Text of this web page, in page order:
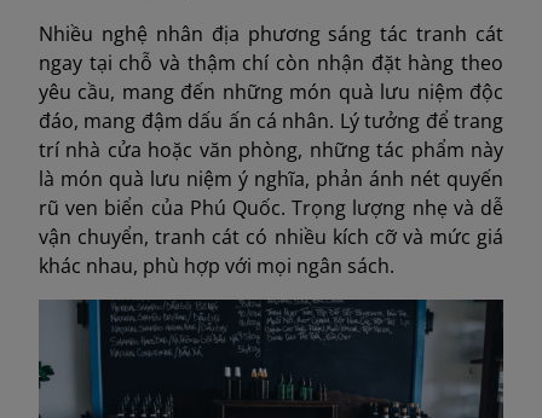
Nhiều nghệ nhân địa phương sáng tác tranh cát
ngay tại chỗ và thậm chí còn nhận đặt hàng theo
yêu cầu, mang đến những món quà lưu niệm độc
đáo, mang đậm dấu ấn cá nhân. Lý tưởng để trang
trí nhà cửa hoặc văn phòng, những tác phẩm này
là món quà lưu niệm ý nghĩa, phản ánh nét quyến
rũ ven biển của Phú Quốc. Trọng lượng nhẹ và dễ
vận chuyển, tranh cát có nhiều kích cỡ và mức giá
khác nhau, phù hợp với mọi ngân sách.